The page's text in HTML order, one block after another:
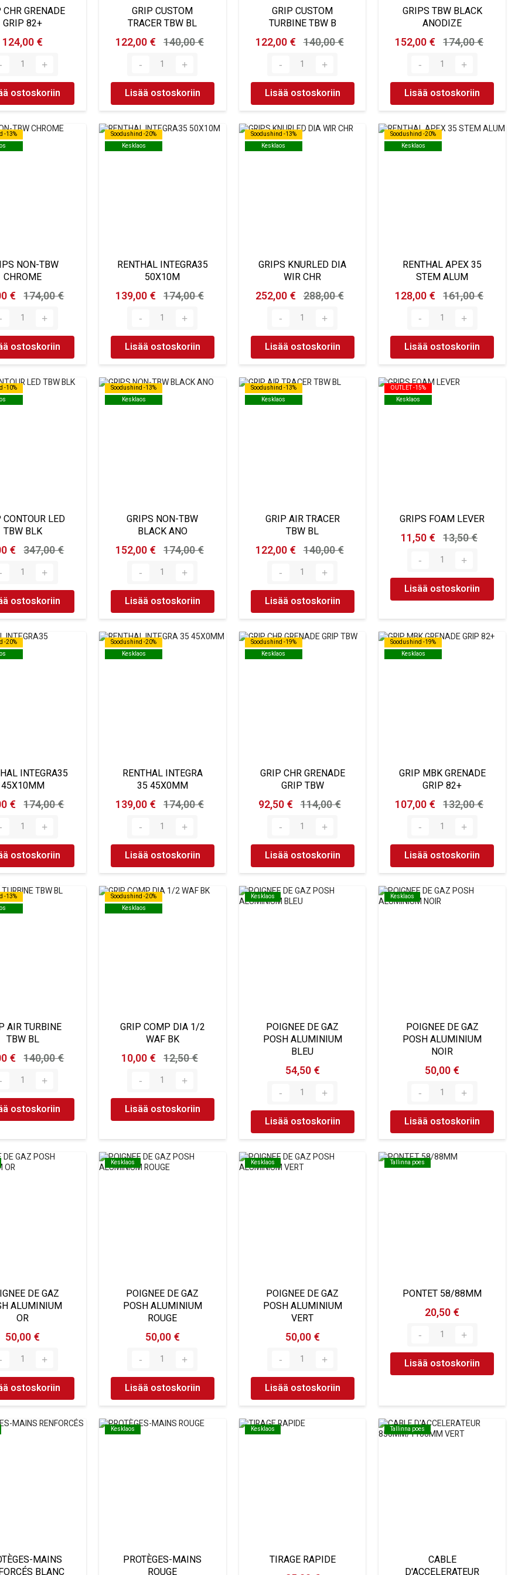
CHR GRENADE
GRIP 82+
124,00 €
ostoskoriin
GRIP CUSTOM
TRACER TBW BL
122,00 € 140,00 €
Lisää ostoskoriin
GRIP CUSTOM
TURBINE TBW B
122,00 € 140,00 €
Lisää ostoskoriin
GRIPS TBW BLACK
ANODIZE
152,00 € 174,00 €
Lisää ostoskoriin
-13%
-13%
NON-TBW
CHROME
€ 174,00 €
ostoskoriin
Soodushind -20%
Kesklaos
Soodushind -20%
Kesklaos
RENTHAL INTEGRA35
50X10M
139,00 € 174,00 €
Lisää ostoskoriin
Soodushind -13%
Kesklaos
Soodushind -13%
Kesklaos
GRIPS KNURLED DIA
WIR CHR
252,00 € 288,00 €
Lisää ostoskoriin
Soodushind -20%
Kesklaos
Soodushind -20%
Kesklaos
RENTHAL APEX 35
STEM ALUM
128,00 € 161,00 €
Lisää ostoskoriin
-10%
-10%
CONTOUR LED
TBW BLK
€ 347,00 €
ostoskoriin
Soodushind -13%
Kesklaos
Soodushind -13%
Kesklaos
GRIPS NON-TBW
BLACK ANO
152,00 € 174,00 €
Lisää ostoskoriin
Soodushind -13%
Kesklaos
Soodushind -13%
Kesklaos
GRIP AIR TRACER
TBW BL
122,00 € 140,00 €
Lisää ostoskoriin
OUTLET -15%
Kesklaos
OUTLET -15%
Kesklaos
GRIPS FOAM LEVER
11,50 € 13,50 €
Lisää ostoskoriin
-20%
-20%
INTEGRA35
45X10MM
€ 174,00 €
ostoskoriin
Soodushind -20%
Kesklaos
Soodushind -20%
Kesklaos
RENTHAL INTEGRA
35 45X0MM
139,00 € 174,00 €
Lisää ostoskoriin
Soodushind -19%
Kesklaos
Soodushind -19%
Kesklaos
GRIP CHR GRENADE
GRIP TBW
92,50 € 114,00 €
Lisää ostoskoriin
Soodushind -19%
Kesklaos
Soodushind -19%
Kesklaos
GRIP MBK GRENADE
GRIP 82+
107,00 € 132,00 €
Lisää ostoskoriin
-13%
-13%
AIR TURBINE
TBW BL
€ 140,00 €
ostoskoriin
Soodushind -20%
Kesklaos
Soodushind -20%
Kesklaos
GRIP COMP DIA 1/2
WAF BK
10,00 € 12,50 €
Lisää ostoskoriin
Kesklaos
Kesklaos
POIGNEE DE GAZ
POSH ALUMINIUM
BLEU
54,50 €
Lisää ostoskoriin
Kesklaos
Kesklaos
POIGNEE DE GAZ
POSH ALUMINIUM
NOIR
50,00 €
Lisää ostoskoriin
DE GAZ
ALUMINIUM
OR
50,00 €
ostoskoriin
Kesklaos
Kesklaos
POIGNEE DE GAZ
POSH ALUMINIUM
ROUGE
50,00 €
Lisää ostoskoriin
Kesklaos
Kesklaos
POIGNEE DE GAZ
POSH ALUMINIUM
VERT
50,00 €
Lisää ostoskoriin
Tallinna poes
Tallinna poes
PONTET 58/88MM
20,50 €
Lisää ostoskoriin
MAINS
Kesklaos
Kesklaos
PROTÈGES-MAINS
Kesklaos
Kesklaos
TIRAGE RAPIDE
Tallinna poes
Tallinna poes
CABLE